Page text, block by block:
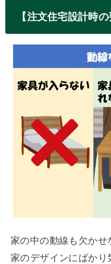
【注文住宅設計時
家の中の動線も欠かせ
家のデザインにばか